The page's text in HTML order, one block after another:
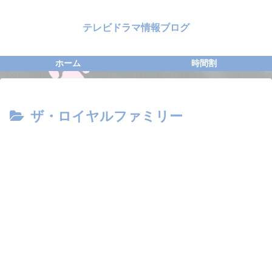
テレビドラマ情報ブログ
ホーム 時間割
ザ・ロイヤルファミリー